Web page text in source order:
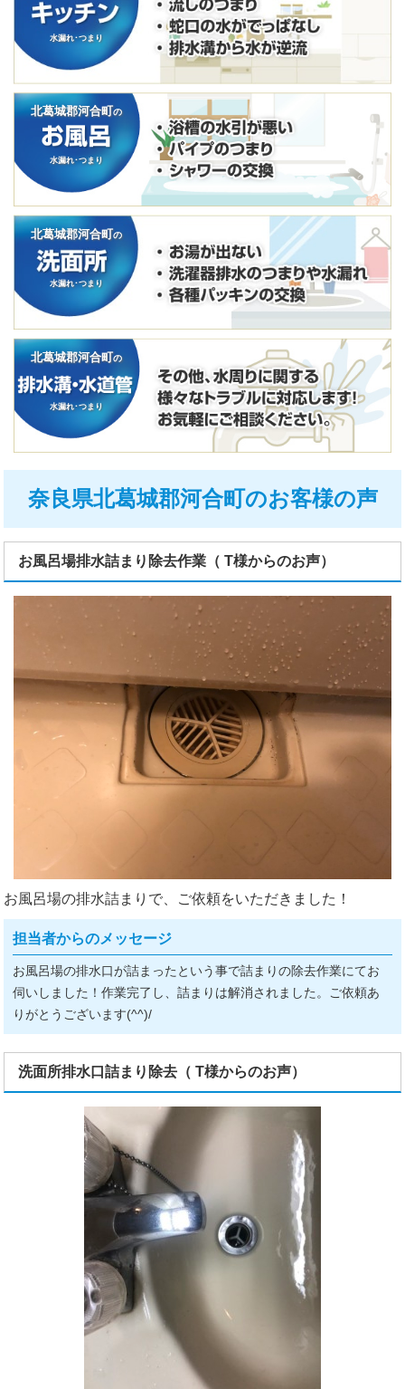
水漏れ･つまり
北葛城郡河合町の
水漏れ･つまり
北葛城郡河合町の
水漏れ･つまり
北葛城郡河合町の
水漏れ･つまり
奈良県北葛城郡河合町のお客様の声
お風呂場排水詰まり除去作業（ T様からのお声）
お風呂場の排水詰まりで、ご依頼をいただきました！
担当者からのメッセージ
お風呂場の排水口が詰まったという事で詰まりの除去作業にてお
伺いしました！作業完了し、詰まりは解消されました。ご依頼あ
りがとうございます(^^)/
洗面所排水口詰まり除去（ T様からのお声）